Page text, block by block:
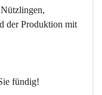
der Produktion mit
fündig!